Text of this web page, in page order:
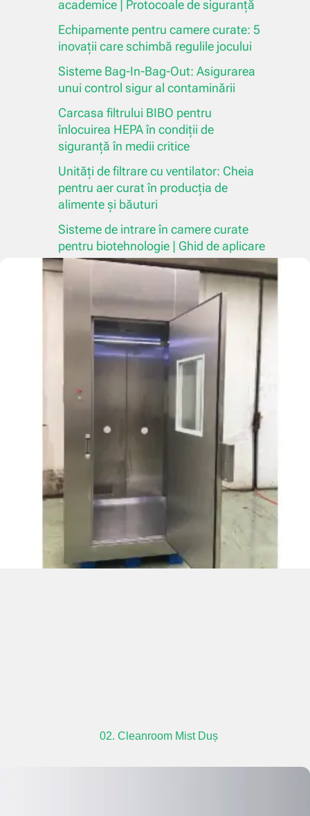
academice | Protocoale de siguranță
Echipamente pentru camere curate: 5
inovații care schimbă regulile jocului
Sisteme Bag-In-Bag-Out: Asigurarea
unui control sigur al contaminării
Carcasa filtrului BIBO pentru
înlocuirea HEPA în condiții de
siguranță în medii critice
Unități de filtrare cu ventilator: Cheia
pentru aer curat în producția de
alimente și băuturi
Sisteme de intrare în camere curate
pentru biotehnologie | Ghid de aplicare
02. Cleanroom Mist Duș